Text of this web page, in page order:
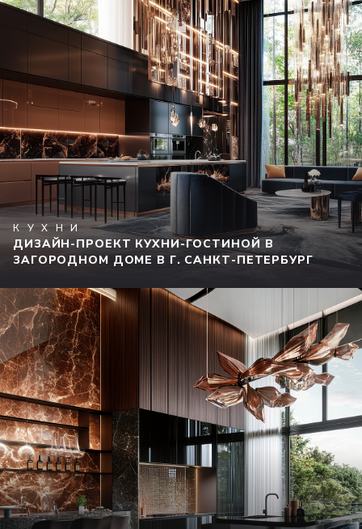
КУХНИ
ДИЗАЙН-ПРОЕКТ КУХНИ-ГОСТИНОЙ В
ЗАГОРОДНОМ ДОМЕ В Г. САНКТ-ПЕТЕРБУРГ